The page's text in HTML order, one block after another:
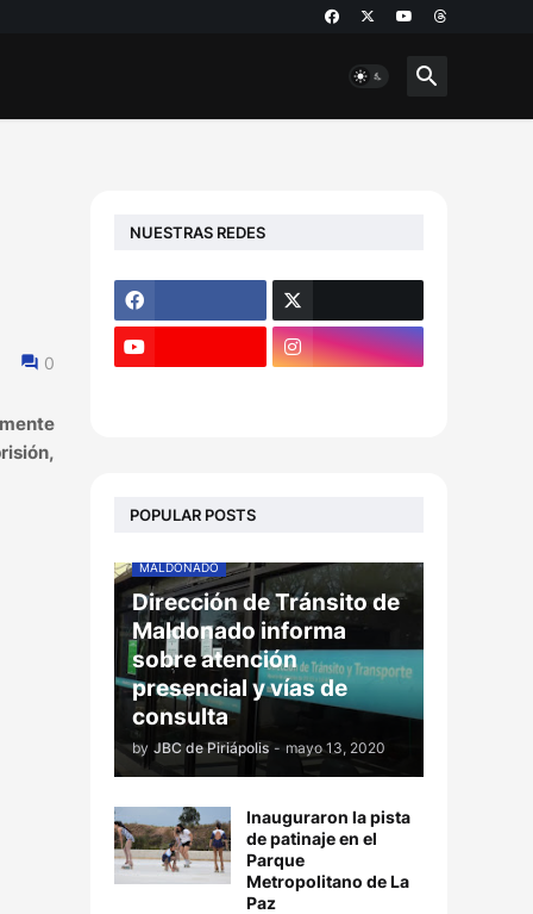
0
NUESTRAS REDES
POPULAR POSTS
MALDONADO
Dirección de Tránsito de
Maldonado informa
sobre atención
presencial y vías de
consulta
by JBC de Piriápolis - mayo 13, 2020
Inauguraron la pista
de patinaje en el
Parque
Metropolitano de La
Paz